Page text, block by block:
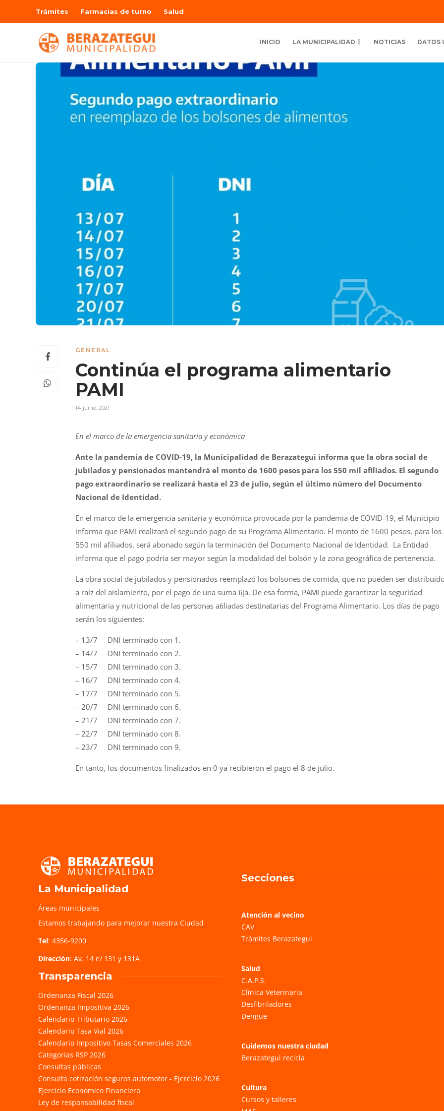
Trámites Farmacias de turno Salud
INICIO LA MUNICIPALIDAD NOTICIAS DATOS
GENERAL
Continúa el programa alimentario
PAMI
14 junio, 2021
En el marco de la emergencia sanitaria y económica
Ante la pandemia de COVID-19, la Municipalidad de Berazategui informa que la obra social de
jubilados y pensionados mantendrá el monto de 1600 pesos para los 550 mil afiliados. El segundo
pago extraordinario se realizará hasta el 23 de julio, según el último número del Documento
Nacional de Identidad.
En el marco de la emergencia sanitaria y económica provocada por la pandemia de COVID-19, el Municipio
informa que PAMI realizará el segundo pago de su Programa Alimentario. El monto de 1600 pesos, para los
550 mil afiliados, será abonado según la terminación del Documento Nacional de Identidad. La Entidad
informa que el pago podría ser mayor según la modalidad del bolsón y la zona geográfica de pertenencia.
La obra social de jubilados y pensionados reemplazó los bolsones de comida, que no pueden ser
a raíz del aislamiento, por el pago de una suma ﬁja. De esa forma, PAMI puede garantizar la seguridad
alimentaria y nutricional de las personas aﬁliadas destinatarias del Programa Alimentario. Los días de pago
serán los siguientes:
– 13/7 DNI terminado con 1.
– 14/7 DNI terminado con 2.
– 15/7 DNI terminado con 3.
– 16/7 DNI terminado con 4.
– 17/7 DNI terminado con 5.
– 20/7 DNI terminado con 6.
– 21/7 DNI terminado con 7.
– 22/7 DNI terminado con 8.
– 23/7 DNI terminado con 9.
En tanto, los documentos finalizados en 0 ya recibieron el pago el 8 de julio.
La Municipalidad
Áreas municipales
Estamos trabajando para mejorar nuestra Ciudad
Tel: 4356-9200
Dirección: Av. 14 e/ 131 y 131A
Transparencia
Ordenanza Fiscal 2026
Ordenanza Impositiva 2026
Calendario Tributario 2026
Calendario Tasa Vial 2026
Calendario Impositivo Tasas Comerciales 2026
Categorías RSP 2026
Consultas públicas
Consulta cotización seguros automotor - Ejercicio 2026
Ejercicio Económico Financiero
Ley de responsabilidad fiscal
Secciones
Atención al vecino
CAV
Trámites Berazategui
Salud
C.A.P.S.
Clínica Veterinaria
Desfibriladores
Dengue
Cuidemos nuestra ciudad
Berazategui recicla
Cultura
Cursos y talleres